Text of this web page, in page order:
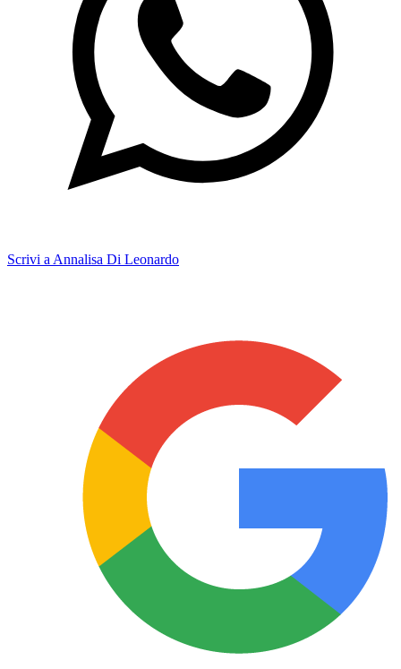
Scrivi a Annalisa Di Leonardo